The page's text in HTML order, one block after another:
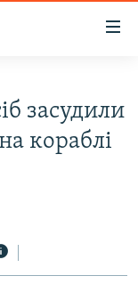
засудили
кораблі